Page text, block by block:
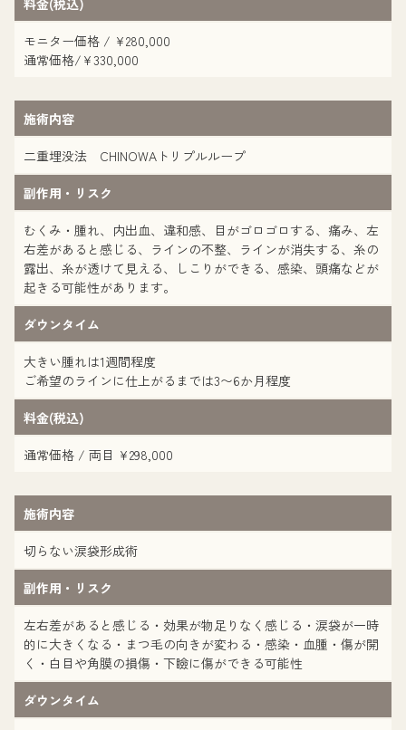
料金(税込)
モニター価格 / ¥280,000
通常価格/¥330,000
施術内容
二重埋没法 CHINOWAトリプルループ
副作用・リスク
むくみ・腫れ、内出血、違和感、目がゴロゴロする、痛み、左
右差があると感じる、ラインの不整、ラインが消失する、糸の
露出、糸が透けて見える、しこりができる、感染、頭痛などが
起きる可能性があります。
ダウンタイム
大きい腫れは1週間程度
ご希望のラインに仕上がるまでは3〜6か月程度
料金(税込)
通常価格 / 両目 ¥298,000
施術内容
切らない涙袋形成術
副作用・リスク
左右差があると感じる・効果が物足りなく感じる・涙袋が一時
的に大きくなる・まつ毛の向きが変わる・感染・血腫・傷が開
く・白目や角膜の損傷・下瞼に傷ができる可能性
ダウンタイム